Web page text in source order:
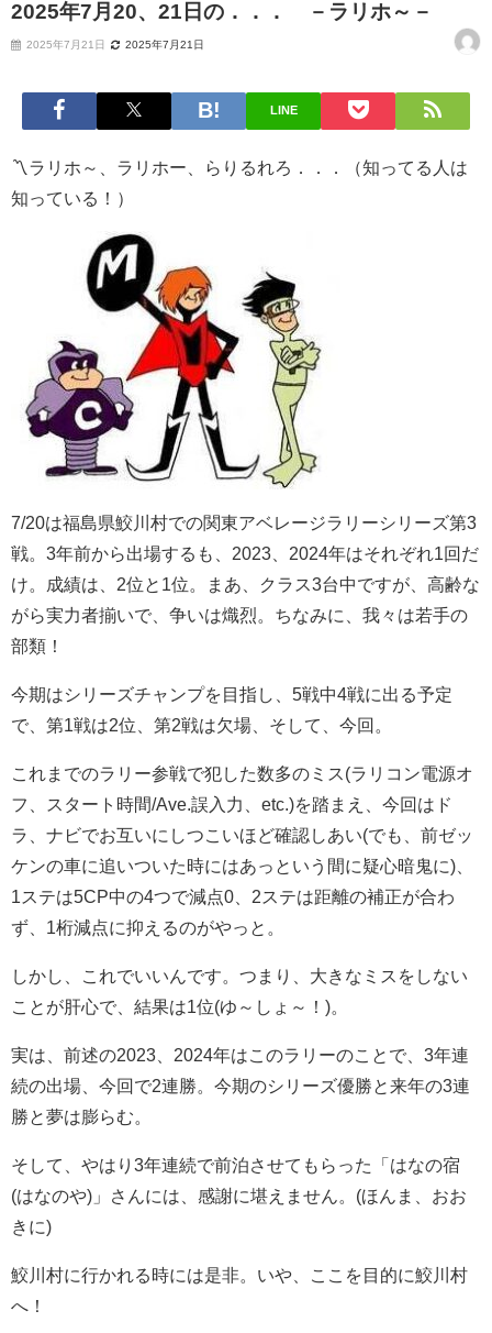
2025年7月20、21日の．．． －ラリホ～－
2025年7月21日 2025年7月21日
LINE
〽ラリホ～、ラリホー、らりるれろ．．．（知ってる人は
知っている！）
7/20は福島県鮫川村での関東アベレージラリーシリーズ第3
戦。3年前から出場するも、2023、2024年はそれぞれ1回だ
け。成績は、2位と1位。まあ、クラス3台中ですが、高齢な
がら実力者揃いで、争いは熾烈。ちなみに、我々は若手の
部類！
今期はシリーズチャンプを目指し、5戦中4戦に出る予定
で、第1戦は2位、第2戦は欠場、そして、今回。
これまでのラリー参戦で犯した数多のミス(ラリコン電源オ
フ、スタート時間/Ave.誤入力、etc.)を踏まえ、今回はド
ラ、ナビでお互いにしつこいほど確認しあい(でも、前ゼッ
ケンの車に追いついた時にはあっという間に疑心暗鬼に)、
1ステは5CP中の4つで減点0、2ステは距離の補正が合わ
ず、1桁減点に抑えるのがやっと。
しかし、これでいいんです。つまり、大きなミスをしない
ことが肝心で、結果は1位(ゆ～しょ～！)。
実は、前述の2023、2024年はこのラリーのことで、3年連
続の出場、今回で2連勝。今期のシリーズ優勝と来年の3連
勝と夢は膨らむ。
そして、やはり3年連続で前泊させてもらった「はなの宿
(はなのや)」さんには、感謝に堪えません。(ほんま、おお
きに)
鮫川村に行かれる時には是非。いや、ここを目的に鮫川村
へ！